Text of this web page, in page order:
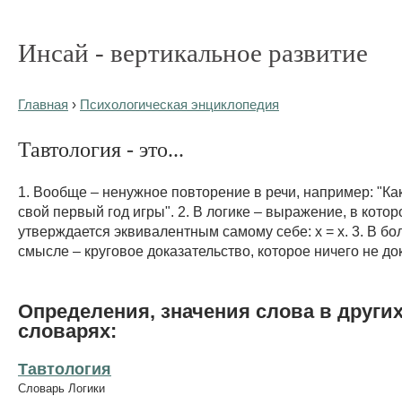
Инсай - вертикальное развитие
Главная › Психологическая энциклопедия
Тавтология - это...
1. Вообще – ненужное повторение в речи, например:
свой первый год игры". 2. В логике – выражение, в
утверждается эквивалентным самому себе: х = х. 3. В
смысле – круговое доказательство, которое ничего не
Определения, значения слова в
словарях:
Тавтология
Словарь Логики